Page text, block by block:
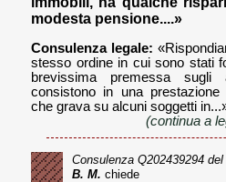
modesta pensione....»
Consulenza legale:
stesso ordine in cui sono stati
brevissima premessa
consistono in una
che grava su alcuni soggetti
(continua a
Consulenza Q202439294 del
B. M. chiede